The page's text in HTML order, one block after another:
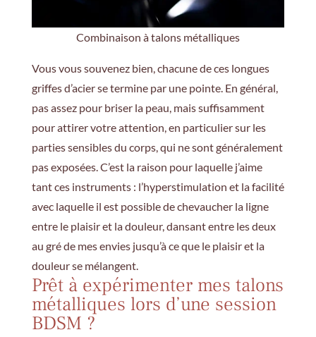
Combinaison à talons métalliques
Vous vous souvenez bien, chacune de ces longues
griffes d’acier se termine par une pointe. En général,
pas assez pour briser la peau, mais suffisamment
pour attirer votre attention, en particulier sur les
parties sensibles du corps, qui ne sont généralement
pas exposées. C’est la raison pour laquelle j’aime
tant ces instruments : l’hyperstimulation et la facilité
avec laquelle il est possible de chevaucher la ligne
entre le plaisir et la douleur, dansant entre les deux
au gré de mes envies jusqu’à ce que le plaisir et la
douleur se mélangent.
Prêt à expérimenter mes talons
métalliques lors d’une session
BDSM ?